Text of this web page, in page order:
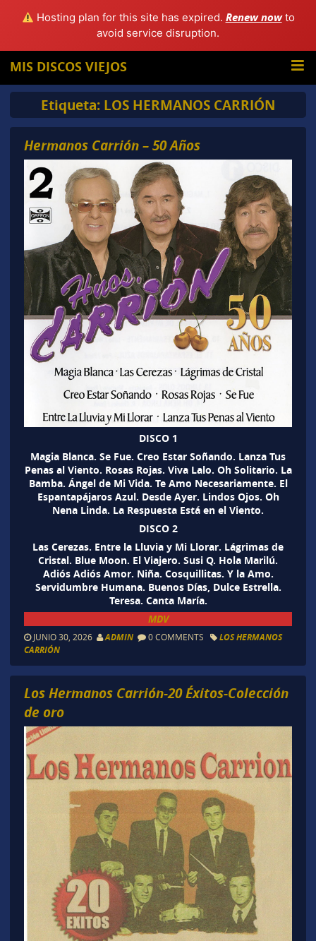
Hosting plan for this site has expired. Renew nowto
avoid service disruption.
MIS DISCOS VIEJOS
Etiqueta: LOS HERMANOS CARRIÓN
Hermanos Carrión – 50 Años
DISCO 1
Magia Blanca. Se Fue. Creo Estar Soñando. Lanza Tus
Penas al Viento. Rosas Rojas. Viva Lalo. Oh Solitario. La
Bamba. Ángel de Mi Vida. Te Amo Necesariamente. El
Espantapájaros Azul. Desde Ayer. Lindos Ojos. Oh
Nena Linda. La Respuesta Está en el Viento.
DISCO 2
Las Cerezas. Entre la Lluvia y Mi Llorar. Lágrimas de
Cristal. Blue Moon. El Viajero. Susi Q. Hola Marilú.
Adiós Adiós Amor. Niña. Cosquillitas. Y la Amo.
Servidumbre Humana. Buenos Días, Dulce Estrella.
Teresa. Canta María.
MDV
JUNIO 30, 2026 ADMIN 0 COMMENTS
LOS HERMANOS
CARRIÓN
Los Hermanos Carrión-20 Éxitos-Colección
de oro